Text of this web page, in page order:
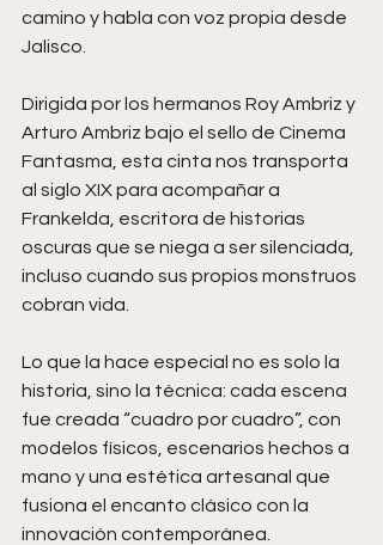
camino y habla con voz propia desde
Jalisco.
Dirigida por los hermanos Roy Ambriz y
Arturo Ambriz bajo el sello de Cinema
Fantasma, esta cinta nos transporta
al siglo XIX para acompañar a
Frankelda, escritora de historias
oscuras que se niega a ser silenciada,
incluso cuando sus propios monstruos
cobran vida.
Lo que la hace especial no es solo la
historia, sino la técnica: cada escena
fue creada “cuadro por cuadro”, con
modelos físicos, escenarios hechos a
mano y una estética artesanal que
fusiona el encanto clásico con la
innovación contemporánea.